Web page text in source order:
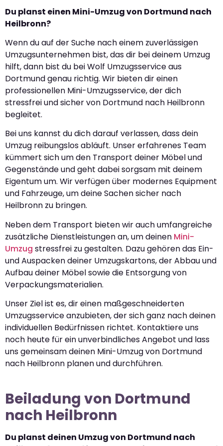
Du planst einen Mini-Umzug von Dortmund nach
Heilbronn?
Wenn du auf der Suche nach einem zuverlässigen
Umzugsunternehmen bist, das dir bei deinem Umzug
hilft, dann bist du bei Wolf Umzugsservice aus
Dortmund genau richtig. Wir bieten dir einen
professionellen Mini-Umzugsservice, der dich
stressfrei und sicher von Dortmund nach Heilbronn
begleitet.
Bei uns kannst du dich darauf verlassen, dass dein
Umzug reibungslos abläuft. Unser erfahrenes Team
kümmert sich um den Transport deiner Möbel und
Gegenstände und geht dabei sorgsam mit deinem
Eigentum um. Wir verfügen über modernes Equipment
und Fahrzeuge, um deine Sachen sicher nach
Heilbronn zu bringen.
Neben dem Transport bieten wir auch umfangreiche
zusätzliche Dienstleistungen an, um deinen Mini-
Umzug stressfrei zu gestalten. Dazu gehören das Ein-
und Auspacken deiner Umzugskartons, der Abbau und
Aufbau deiner Möbel sowie die Entsorgung von
Verpackungsmaterialien.
Unser Ziel ist es, dir einen maßgeschneiderten
Umzugsservice anzubieten, der sich ganz nach deinen
individuellen Bedürfnissen richtet. Kontaktiere uns
noch heute für ein unverbindliches Angebot und lass
uns gemeinsam deinen Mini-Umzug von Dortmund
nach Heilbronn planen und durchführen.
Beiladung von Dortmund
nach Heilbronn
Du planst deinen Umzug von Dortmund nach